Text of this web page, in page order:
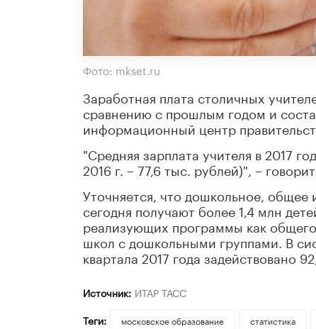
Фото: mkset.ru
Заработная плата столичных
сравнению с прошлым годом и
информационный центр
"Средняя зарплата учителя в 2017
2016 г. – 77,6 тыс. рублей)", –
Уточняется, что дошкольное,
сегодня получают более 1,4 млн
реализующих программы как
школ с дошкольными группами. В
квартала 2017 года задействовано
Источник: ИТАР ТАСС
Теги:
московское образование статистика